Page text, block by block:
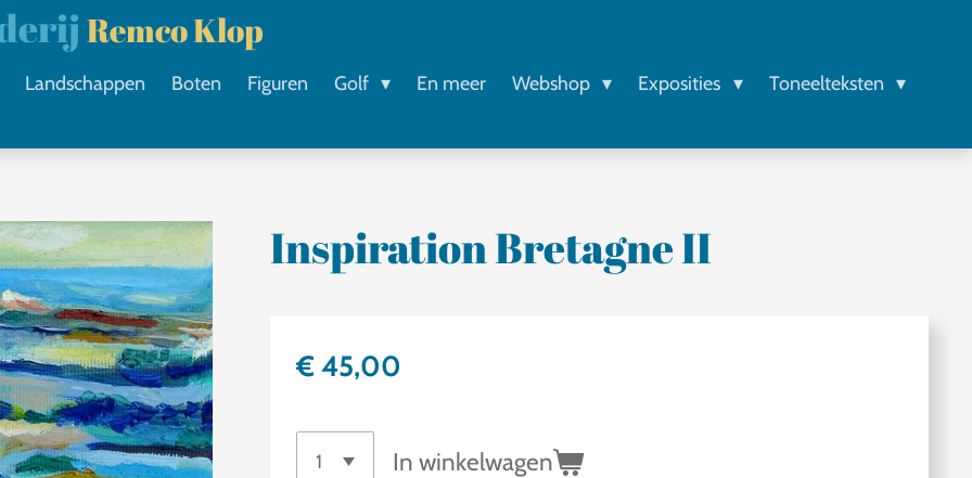
Remco Klop
Landschappen Boten Figuren Golf En meer Webshop Exposities
Toneelteksten
Inspiration Bretagne II
€ 45,00
In winkelwagen